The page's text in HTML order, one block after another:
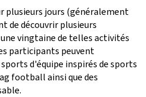
plusieurs jours (généralement
de découvrir plusieurs
vingtaine de telles activités
participants peuvent
d'équipe inspirés de sports
football ainsi que des